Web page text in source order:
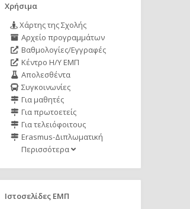
Χρήσιμα
Χάρτης της Σχολής
Αρχείο προγραμμάτων
Βαθμολογίες/Εγγραφές
Κέντρο Η/Υ ΕΜΠ
Απολεσθέντα
Συγκοινωνίες
Για μαθητές
Για πρωτοετείς
Για τελειόφοιτους
Erasmus-Διπλωματική
Περισσότερα
Ιστοσελίδες ΕΜΠ